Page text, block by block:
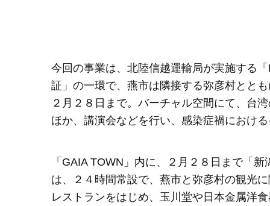
今回の事業は、北陸信越運輸局が実施する
証」の一環で、燕市は隣接する弥彦村とと
２月２８日まで。バーチャル空間にて、台
ほか、講演会などを行い、感染症禍におけ
「GAIA TOWN」内に、２月２８日まで「
は、２４時間常設で、燕市と弥彦村の観光
レストランをはじめ、玉川堂や日本金属洋